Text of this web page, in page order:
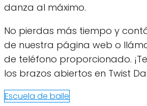
danza al máximo.
No pierdas más tiempo y
de nuestra página web o
de teléfono proporcionado.
los brazos abiertos en Twist
Escuela de baile